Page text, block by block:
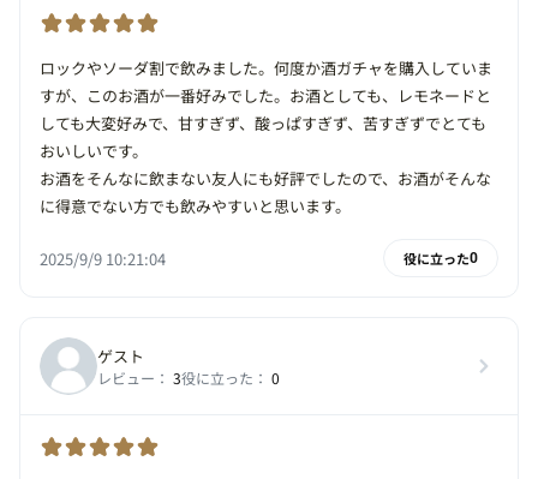
ロックやソーダ割で飲みました。何度か酒ガチャを購入していま
すが、このお酒が一番好みでした。お酒としても、レモネードと
しても大変好みで、甘すぎず、酸っぱすぎず、苦すぎずでとても
おいしいです。
お酒をそんなに飲まない友人にも好評でしたので、お酒がそんな
に得意でない方でも飲みやすいと思います。
2025/9/9 10:21:04 役に立った0
ゲスト
レビュー： 3役に立った： 0